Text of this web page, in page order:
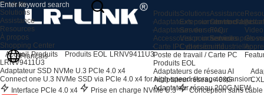
Produits
Adaptateurs pour serveurs AI
Adaptateurs de serveur
Accessoires pour serveurs
Carte IPC et vision industrielle
Poste de travail / Carte PC
Produits EOL
Adaptateurs de réseau AI
Adaptateur réseau 400G
Adaptateur réseau 200GNEW
Solutions
Extension du stockage
Serveur
Vision industrielle
Cybersécurité
Assistance
Centre
FAQ
Service après-
Video
Produits
Solutions
Assistance
Resources
À propos
Shopping Center
Français
Accueil Produits Produits EOL LRNV9411U3
LRNV9411U3
Adaptateur SSD NVMe U.3 PCIe 4.0 x4
Connect one U.3 NVMe SSD via PCIe 4.0 x4 for high-speed storage expansion.
Interface PCIe 4.0 x4
Prise en charge NVMe U.3 Conception sans câble